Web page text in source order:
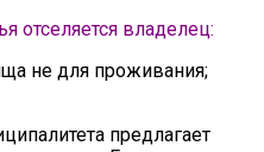
отселяется владелец:
не для проживания;
предлагает